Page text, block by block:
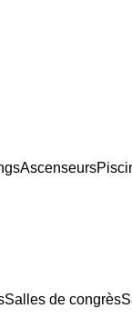
Ascenseurs
Salles de congrès